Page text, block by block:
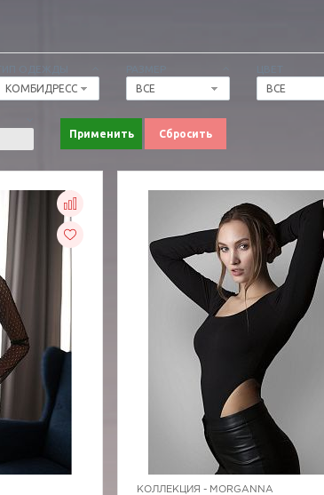
ТИП ОДЕЖДЫ
КОМБИДРЕСС
ВСЕ
ВСЕ
Применить Сбросить
КОЛЛЕКЦИЯ - MORGANNA